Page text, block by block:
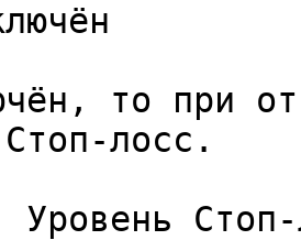
то при
лосс.
Стоп-